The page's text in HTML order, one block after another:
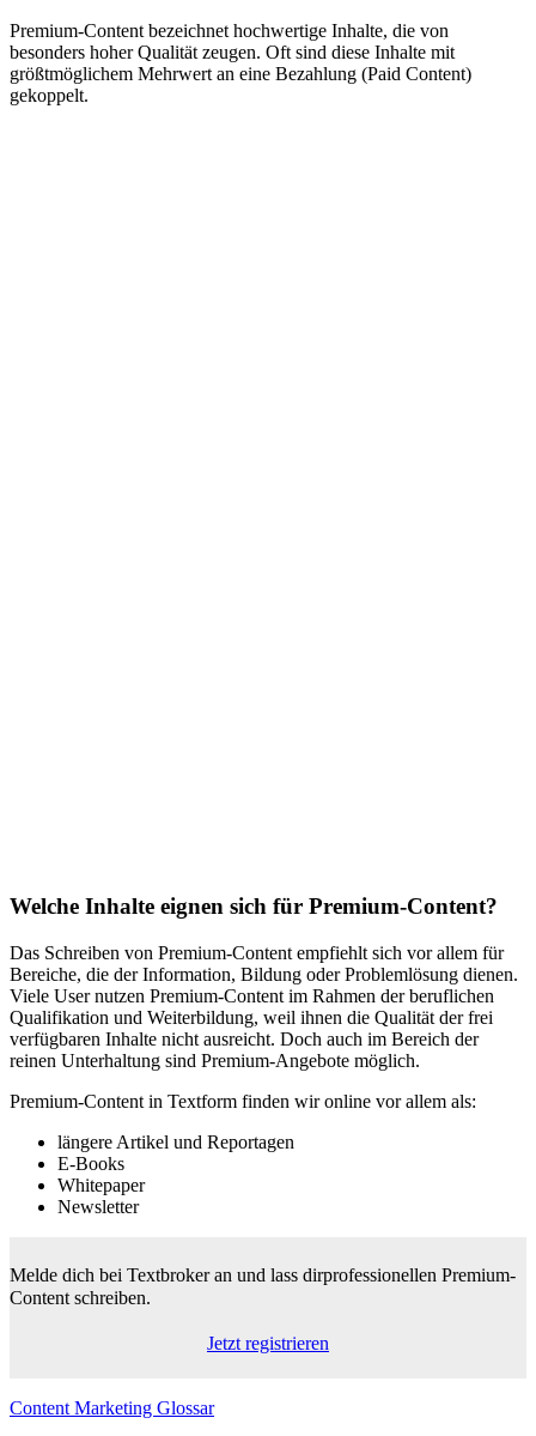
Premium-Content bezeichnet hochwertige Inhalte, die von
besonders hoher Qualität zeugen. Oft sind diese Inhalte mit
größtmöglichem Mehrwert an eine Bezahlung (Paid Content)
gekoppelt.
Welche Inhalte eignen sich für Premium-Content?
Das Schreiben von Premium-Content empfiehlt sich vor allem für
Bereiche, die der Information, Bildung oder Problemlösung dienen.
Viele User nutzen Premium-Content im Rahmen der beruflichen
Qualifikation und Weiterbildung, weil ihnen die Qualität der frei
verfügbaren Inhalte nicht ausreicht. Doch auch im Bereich der
reinen Unterhaltung sind Premium-Angebote möglich.
Premium-Content in Textform finden wir online vor allem als:
längere Artikel und Reportagen
E-Books
Whitepaper
Newsletter
Melde dich bei Textbroker an und lass dirprofessionellen Premium-
Content schreiben.
Jetzt registrieren
Content Marketing Glossar